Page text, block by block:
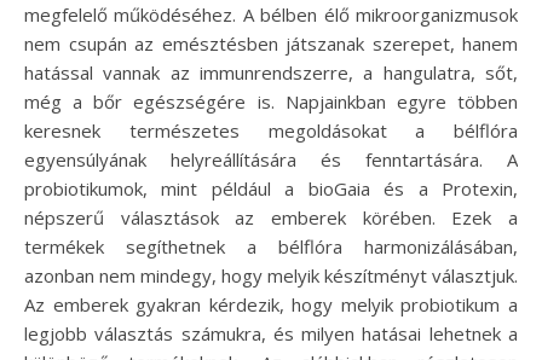
megfelelő működéséhez. A bélben élő mikroorganizmusok
nem csupán az emésztésben játszanak szerepet, hanem
hatással vannak az immunrendszerre, a hangulatra, sőt,
még a bőr egészségére is. Napjainkban egyre többen
keresnek természetes megoldásokat a bélflóra
egyensúlyának helyreállítására és fenntartására. A
probiotikumok, mint például a bioGaia és a Protexin,
népszerű választások az emberek körében. Ezek a
termékek segíthetnek a bélflóra harmonizálásában,
azonban nem mindegy, hogy melyik készítményt választjuk.
Az emberek gyakran kérdezik, hogy melyik probiotikum a
legjobb választás számukra, és milyen hatásai lehetnek a